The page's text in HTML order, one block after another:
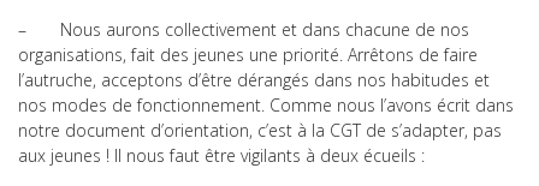
– Nous aurons collectivement et dans chacune de nos
organisations, fait des jeunes une priorité. Arrêtons de faire
l’autruche, acceptons d’être dérangés dans nos habitudes et
nos modes de fonctionnement. Comme nous l’avons écrit dans
notre document d’orientation, c’est à la CGT de s’adapter, pas
aux jeunes ! Il nous faut être vigilants à deux écueils :